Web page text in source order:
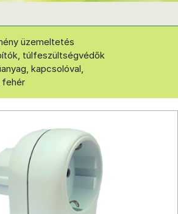
üzemeltetés
túlfeszültségvédők
kapcsolóval,
fehér